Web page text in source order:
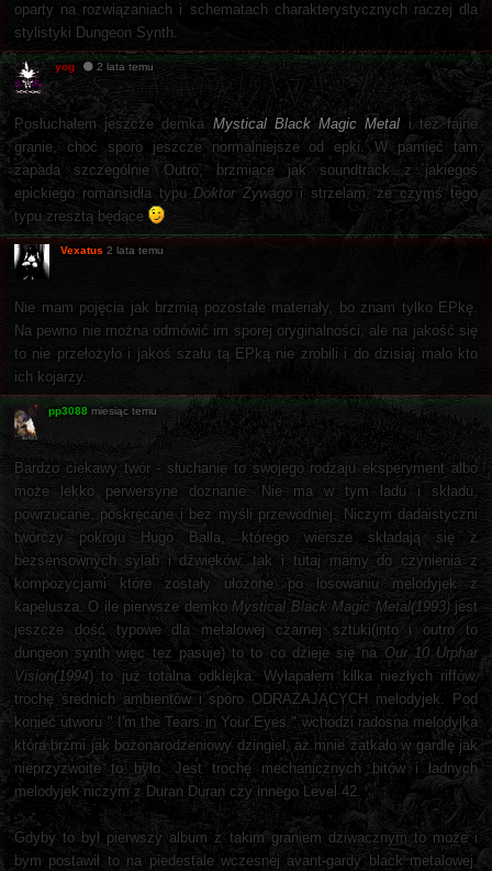
oparty na rozwiązaniach i schematach charakterystycznych raczej dla
stylistyki Dungeon Synth.
yog 2 lata temu
Posłuchałem jeszcze demka Mystical Black Magic Metal i też fajne
granie, choć sporo jeszcze normalniejsze od epki. W pamięć tam
zapada szczególnie Outro, brzmiące jak soundtrack z jakiegoś
epickiego romansidła typuDoktor Żywago i strzelam, że czymś tego
typu zresztą będące
Vexatus 2 lata temu
Nie mam pojęcia jak brzmią pozostałe materiały, bo znam tylko EPkę.
Na pewno nie można odmówić im sporej oryginalności, ale na jakość się
to nie przełożyło i jakoś szału tą EPką nie zrobili i do dzisiaj mało kto
ich kojarzy.
pp3088 miesiąc temu
Bardzo ciekawy twór - słuchanie to swojego rodzaju eksperyment albo
może lekko perwersyne doznanie. Nie ma w tym ładu i składu,
powrzucane, poskręcane i bez myśli przewodniej. Niczym dadaistyczni
twórczy pokroju Hugo Balla, którego wiersze składają się z
bezsensownych sylab i dźwięków, tak i tutaj mamy do czynienia z
kompozycjami które zostały ułożone po losowaniu melodyjek z
kapelusza. O ile pierwsze demkoMystical Black Magic Metal(1993)jest
jeszcze dość typowe dla metalowej czarnej sztuki(into i outro to
dungeon synth więc tez pasuje) to to co dzieje się na Our 10 Urphar
Vision(1994) to już totalna odklejka. Wyłapałem kilka niezłych riffów,
trochę średnich ambientów i sporo ODRAŻAJĄCYCH melodyjek. Pod
koniec utworu " I'm the Tears in Your Eyes " wchodzi radosna melodyjka
która brzmi jak bożonarodzeniowy dzingiel, aż mnie zatkało w gardlę jak
nieprzyzwoite to było. Jest trochę mechanicznych bitów i ładnych
melodyjek niczym z Duran Duran czy innego Level 42.
Gdyby to był pierwszy album z takim graniem dziwacznym to może i
bym postawił to na piedestale wczesnej avant-gardy black metalowej,